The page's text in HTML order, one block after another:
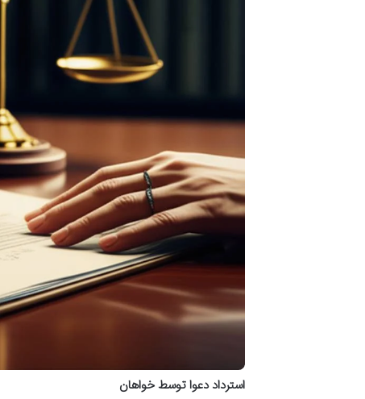
استرداد دعوا توسط خواهان